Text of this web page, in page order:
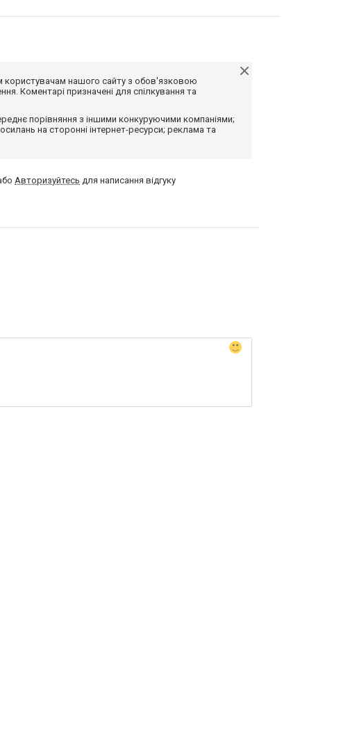
користувачам нашого сайту з обов'язковою
Коментарі призначені для спілкування та
порівняння з іншими конкуруючими компаніями;
на сторонні інтернет-ресурси; реклама та
Авторизуйтесь для написання відгуку